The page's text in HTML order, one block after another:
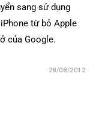
sang sử dụng
từ bỏ Apple
của Google.
28/08/2012